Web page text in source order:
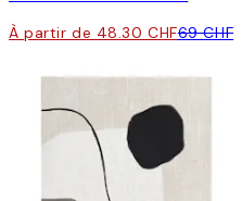
À partir de 48.30 CHF69 CHF